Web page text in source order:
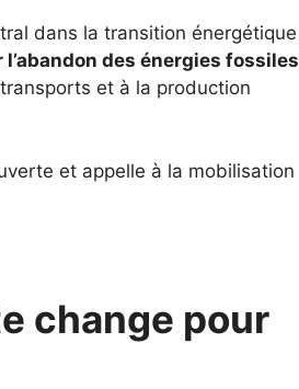
dans la transition énergétique
l’abandon des énergies fossiles
et à la production
et appelle à la mobilisation
change pour